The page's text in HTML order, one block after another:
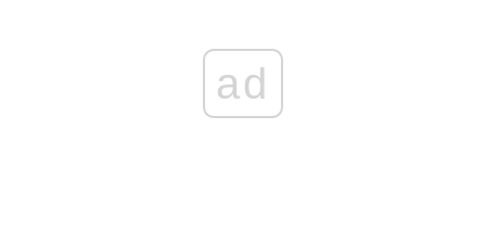
ad